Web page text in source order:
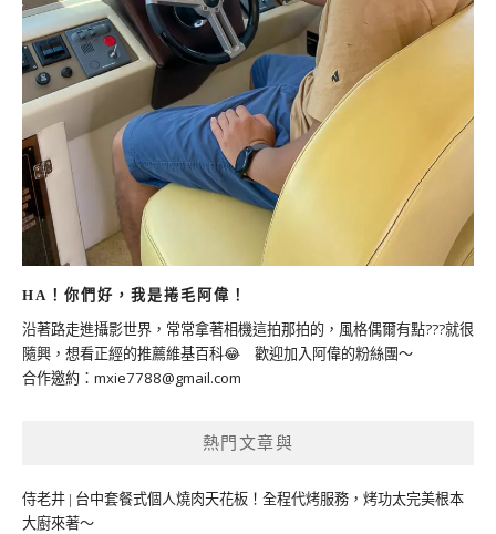
HA！你們好，我是捲毛阿偉！
沿著路走進攝影世界，常常拿著相機這拍那拍的，風格偶爾有點???就很
隨興，想看正經的推薦維基百科😂 歡迎加入阿偉的粉絲團～
合作邀約： mxie7788@gmail.com
熱門文章與
侍老井 | 台中套餐式個人燒肉天花板！全程代烤服務，烤功太完美根本
大廚來著～